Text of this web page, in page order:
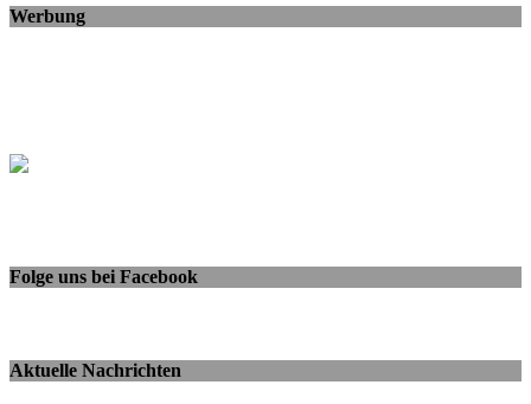
Werbung
Folge uns bei Facebook
Aktuelle Nachrichten